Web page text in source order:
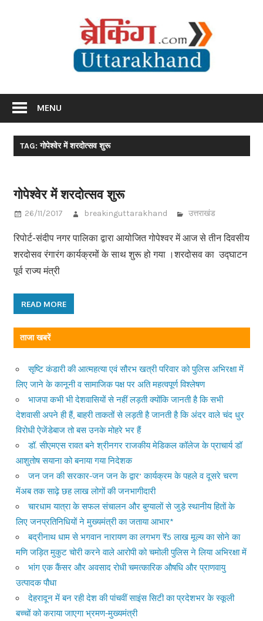
MENU
TAG: गोपेश्वेर में शरदोत्सव शुरू
गोपेश्वेर में शरदोत्सव शुरू
26/11/2017 breakinguttarakhand उत्तराखंड
रिपोर्ट-संदीप नगर पालिका द्वारा आयोजित गोपेश्वर में आज से तीन दिवसीय
शरदोसव रंगारंग कार्यक्रमों के साथ शुरू हो गया ।शरदोसव का उद्घाटन
पूर्व राज्य मंत्री
READ MORE
ताजा खबरें
सृष्टि कंडारी की आत्महत्या एवं सौरभ खत्री परिवार को पुलिस अभिरक्षा में
लिए जाने के कानूनी व सामाजिक पक्ष पर अति महत्वपूर्ण विश्लेषण
भाजपा कभी भी देशवासियों से नहीं लड़ती क्योंकि जानती है कि सभी
देशवासी अपने ही हैं, बाहरी ताकतों से लड़ती है जानती है कि अंदर वाले चंद धुर
विरोधी ऐजेंडेबाज तो बस उनके मोहरे भर हैं
डॉ. सीएमएस रावत बने श्रीनगर राजकीय मेडिकल कॉलेज के प्राचार्य डॉ
आशुतोष सयाना को बनाया गया निदेशक
जन जन की सरकार-जन जन के द्वार’ कार्यक्रम के पहले व दूसरे चरण
मेंअब तक साढ़े छह लाख लोगों की जनभागीदारी
चारधाम यात्रा के सफल संचालन और बुग्यालों से जुड़े स्थानीय हितों के
लिए जनप्रतिनिधियों ने मुख्यमंत्री का जताया आभार*
बद्रीनाथ धाम से भगवान नारायण का लगभग ₹5 लाख मूल्य का सोने का
मणि जड़ित मुकुट चोरी करने वाले आरोपी को चमोली पुलिस ने लिया अभिरक्षा में
भांग एक कैंसर और अवसाद रोधी चमत्कारिक औषधि और प्राणवायु
उत्पादक पौधा
देहरादून में बन रही देश की पांचवीं साइंस सिटी का प्रदेशभर के स्कूली
बच्चों को कराया जाएगा भ्रमण-मुख्यमंत्री